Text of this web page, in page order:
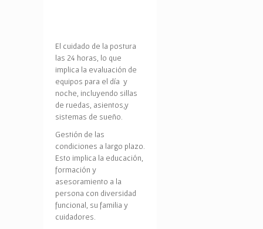
El cuidado de la postura
las 24 horas, lo que
implica la evaluación de
equipos para el día y
noche, incluyendo sillas
de ruedas, asientos,y
sistemas de sueño.
Gestión de las
condiciones a largo plazo.
Esto implica la educación,
formación y
asesoramiento a la
persona con diversidad
funcional, su familia y
cuidadores.